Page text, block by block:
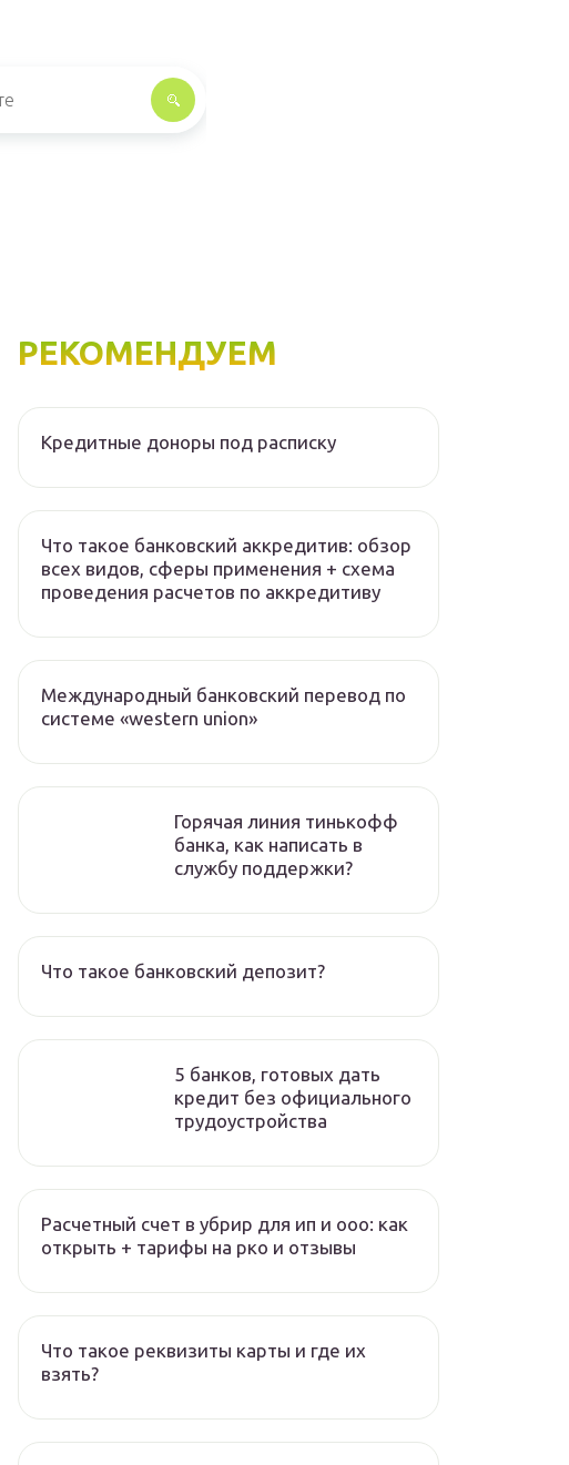
РЕКОМЕНДУЕМ
Кредитные доноры под расписку
Что такое банковский аккредитив: обзор
всех видов, сферы применения + схема
проведения расчетов по аккредитиву
Международный банковский перевод по
системе «western union»
Горячая линия тинькофф
банка, как написать в
службу поддержки?
Что такое банковский депозит?
5 банков, готовых дать
кредит без официального
трудоустройства
Расчетный счет в убрир для ип и ооо: как
открыть + тарифы на рко и отзывы
Что такое реквизиты карты и где их
взять?